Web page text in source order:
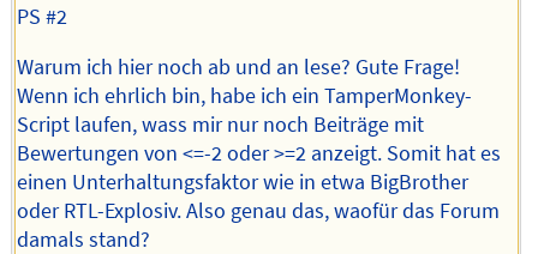
PS #2
Warum ich hier noch ab und an lese? Gute Frage!
Wenn ich ehrlich bin, habe ich ein TamperMonkey-
Script laufen, wass mir nur noch Beiträge mit
Bewertungen von <=-2 oder >=2 anzeigt. Somit hat es
einen Unterhaltungsfaktor wie in etwa BigBrother
oder RTL-Explosiv. Also genau das, waofür das Forum
damals stand?